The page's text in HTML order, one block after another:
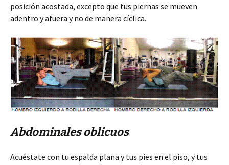
posición acostada, excepto que tus piernas se mueven
adentro y afuera y no de manera cíclica.
Abdominales oblicuos
Acuéstate con tu espalda plana y tus pies en el piso, y tus